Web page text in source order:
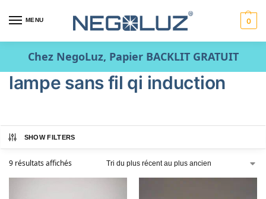
MENU 0
Chez NegoLuz, Papier BACKLIT GRATUIT
lampe sans fil qi induction
SHOW FILTERS
9 résultats affichés